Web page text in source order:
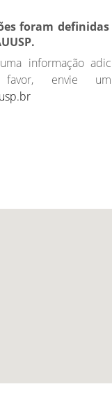
foram
informação
favor, envie